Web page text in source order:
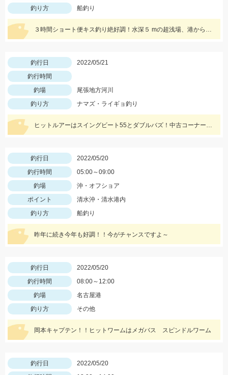
釣り方
船釣り
３時間ショート便キス釣り絶好調！水深５ mの超浅場、港からは２分ほどの片名前が凄い！午後便キス釣り予約受付中です
釣行日
2022/05/21
釣行時間
釣場
尾張地方河川
釣り方
ナマズ・ライギョ釣り
ヒットルアーはスイングビート55とダブルバズ！中古コーナーでかなりお値打ちとなっております！
釣行日
2022/05/20
釣行時間
05:00～09:00
釣場
沖・オフショア
ポイント
清水沖・清水港内
釣り方
船釣り
昨年に続き今年も好調！！今がチャンスですよ～
釣行日
2022/05/20
釣行時間
08:00～12:00
釣場
名古屋港
釣り方
その他
岡本キャプテン！！ヒットワームはメガバス スピンドルワーム
釣行日
2022/05/20